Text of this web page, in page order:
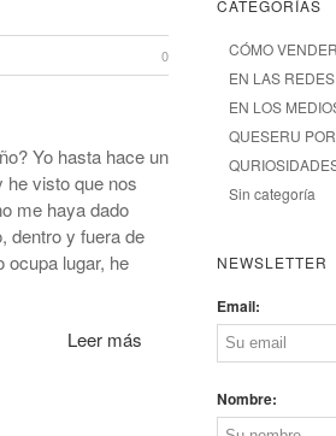
0
Yo hasta hace un
he visto que nos
me haya dado
dentro y fuera de
ocupa lugar, he
Leer más
CATEGORÍAS
CÓMO
EN LAS REDES
EN LOS
QUESERU
Sin categoría
NEWSLETTER
Email:
Nombre: